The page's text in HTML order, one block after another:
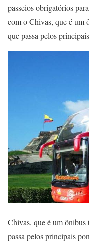
passeios obrigatórios
com o Chivas, que é um
que passa pelos
Chivas, que é um
passa pelos principais